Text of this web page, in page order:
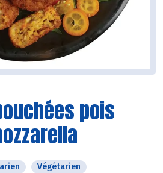
pois
Végétarien